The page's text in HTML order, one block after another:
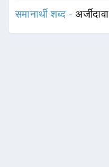
समानार्थी शब्द -अर्जीदावा